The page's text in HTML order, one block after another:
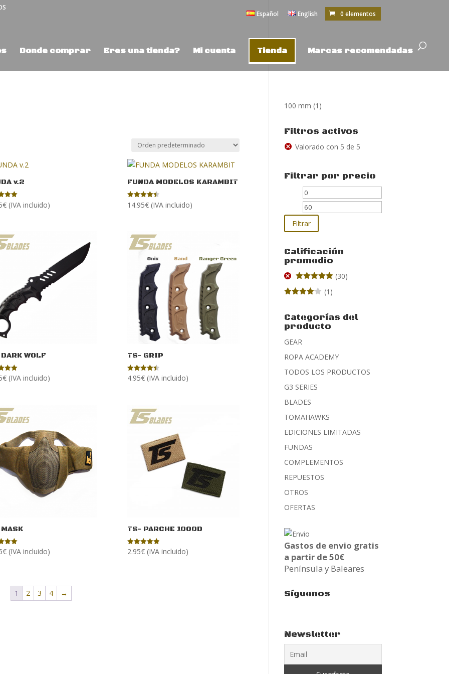
Español English 0 elementos
Donde comprar Eres una tienda? Mi cuenta Tienda Marcas recomendadas
v.2
€ (IVA incluido)
FUNDA MODELOS KARAMBIT
Valorado
con
14.95€ (IVA incluido)
WOLF
€ (IVA incluido)
TS- GRIP
Valorado
con
4.95€ (IVA incluido)
€ (IVA incluido)
TS- PARCHE 1000D
Valorado
con
2.95€ (IVA incluido)
1 2 3 4 →
100 mm (1)
Filtros activos
Valorado con 5 de 5
Filtrar por precio
Precio
mínimo
Filtrar
Calificación
promedio
Valorado
con5de 5
(30)
5
(1)
Categorías del
producto
GEAR
ROPA ACADEMY
TODOS LOS PRODUCTOS
G3 SERIES
BLADES
TOMAHAWKS
EDICIONES LIMITADAS
FUNDAS
COMPLEMENTOS
REPUESTOS
OTROS
OFERTAS
Gastos de envio gratis
a partir de 50€
Península y Baleares
Síguenos
Newsletter